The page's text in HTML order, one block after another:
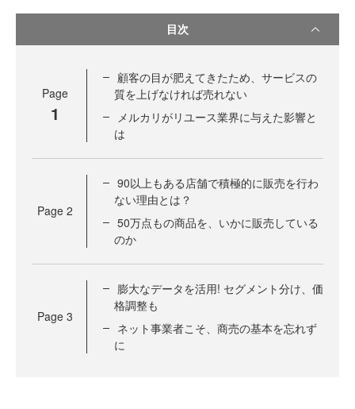
目次
Page
1
顧客の目が肥えてきたため、サービスの
質を上げなければ売れない
メルカリがリユース業界に与えた影響と
は
Page 2
90以上もある店舗で積極的に販売を行わ
ない理由とは？
50万点もの商品を、いかに販売している
のか
Page 3
膨大なデータを活用! セグメント分け、価
格調整も
ネット事業者こそ、商売の基本を忘れず
に